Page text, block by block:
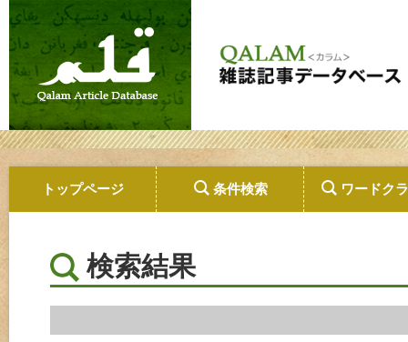
トップページ 条件検索 ワードク
検索結果